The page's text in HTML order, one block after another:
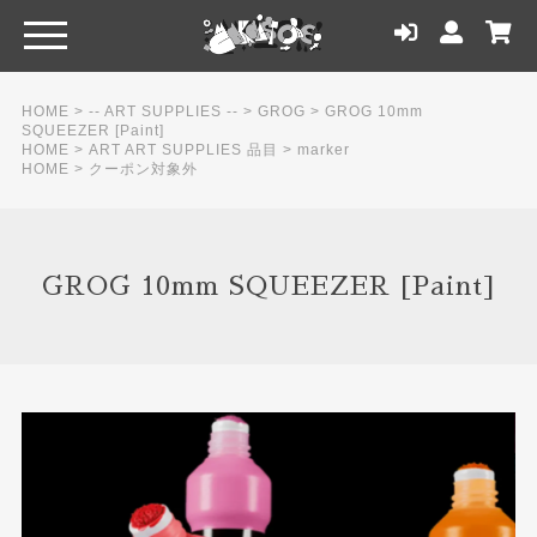
HOME > -- ART SUPPLIES -- > GROG > GROG 10mm
SQUEEZER [Paint]
HOME > ART ART SUPPLIES 品目 > marker
HOME > クーポン対象外
GROG 10mm SQUEEZER [Paint]